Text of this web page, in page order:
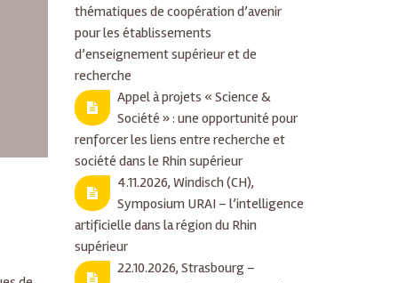
thématiques de coopération d’avenir
pour les établissements
d’enseignement supérieur et de
recherche
Appel à projets « Science &
Société » : une opportunité pour
renforcer les liens entre recherche et
société dans le Rhin supérieur
4.11.2026, Windisch (CH),
Symposium URAI – l’intelligence
artificielle dans la région du Rhin
supérieur
22.10.2026, Strasbourg –